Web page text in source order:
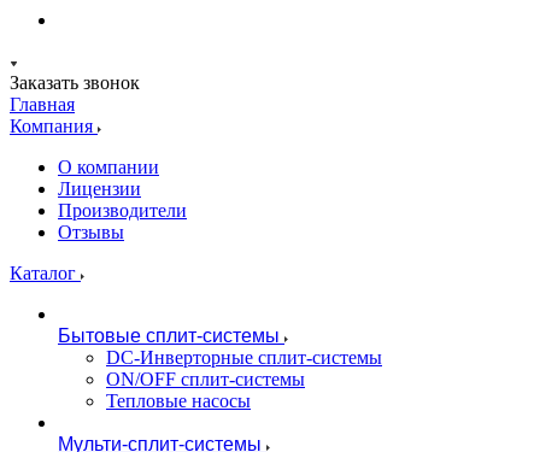
Заказать звонок
Главная
Компания
О компании
Лицензии
Производители
Отзывы
Каталог
Бытовые сплит-системы
DC-Инверторные сплит-системы
ON/OFF сплит-системы
Тепловые насосы
Мульти-сплит-системы